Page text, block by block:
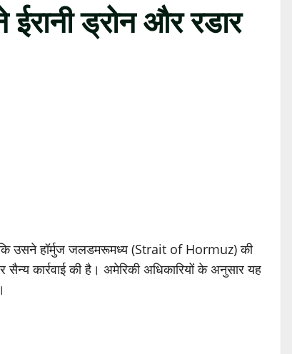
ईरानी ड्रोन और रडार
है कि उसने हॉर्मुज जलडमरूमध्य (Strait of Hormuz) की
सैन्य कार्रवाई की है। अमेरिकी अधिकारियों के अनुसार यह